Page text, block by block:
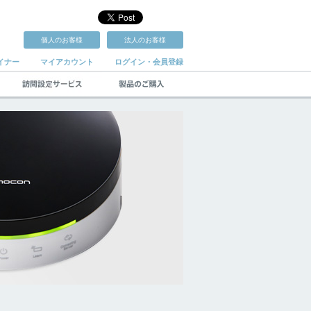
個人のお客様 法人のお客様
ナー マイアカウント ログイン・会員登録